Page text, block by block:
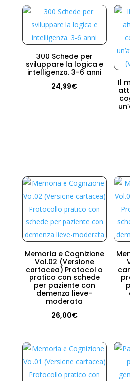
300 Schede per
sviluppare la logica e
intelligenza. 3-6 anni
24,99€
Il
Memoria e Cognizione
Vol.02 (Versione
cartacea) Protocollo
pratico con schede
per paziente con
demenza lieve-
moderata
26,00€